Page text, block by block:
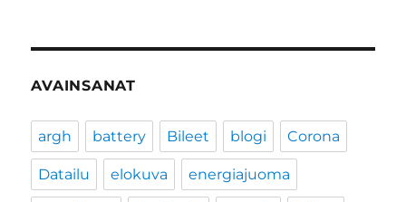
AVAINSANAT
argh battery Bileet blogi Corona
Datailu elokuva energiajuoma